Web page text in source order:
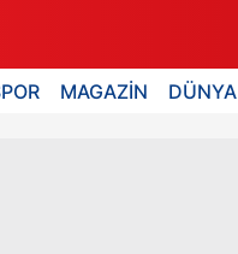
MAGAZİN DÜNYA